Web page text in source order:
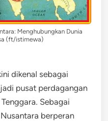
Menghubungkan Dunia
(ft/istimewa)
dikenal sebagai
pusat perdagangan
Sebagai
berperan